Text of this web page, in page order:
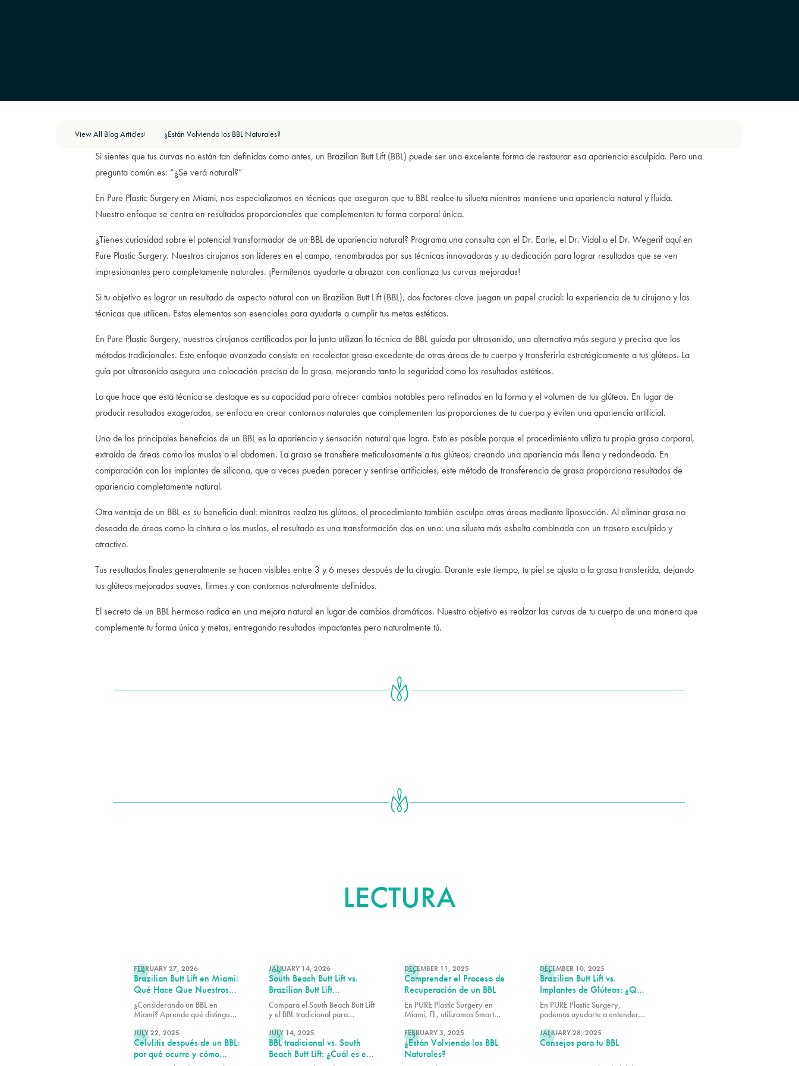
View All Blog Articles ¿Están Volviendo los BBL Naturales?
Si sientes que tus curvas no están tan definidas como antes, un Brazilian Butt Lift (BBL) puede ser una excelente forma de restaurar esa apariencia esculpida. Pero una
pregunta común es: “¿Se verá natural?”
En Pure Plastic Surgery en Miami, nos especializamos en técnicas que aseguran que tu BBL realce tu silueta mientras mantiene una apariencia natural y fluida.
Nuestro enfoque se centra en resultados proporcionales que complementen tu forma corporal única.
¿Tienes curiosidad sobre el potencial transformador de un BBL de apariencia natural? Programa una consulta con el Dr. Earle, el Dr. Vidal o el Dr. Wegerif aquí en
Pure Plastic Surgery. Nuestros cirujanos son líderes en el campo, renombrados por sus técnicas innovadoras y su dedicación para lograr resultados que se ven
impresionantes pero completamente naturales. ¡Permítenos ayudarte a abrazar con confianza tus curvas mejoradas!
Si tu objetivo es lograr un resultado de aspecto natural con un Brazilian Butt Lift (BBL), dos factores clave juegan un papel crucial: la experiencia de tu cirujano y las
técnicas que utilicen. Estos elementos son esenciales para ayudarte a cumplir tus metas estéticas.
En Pure Plastic Surgery, nuestros cirujanos certificados por la junta utilizan la técnica de BBL guiada por ultrasonido, una alternativa más segura y precisa que los
métodos tradicionales. Este enfoque avanzado consiste en recolectar grasa excedente de otras áreas de tu cuerpo y transferirla estratégicamente a tus glúteos. La
guía por ultrasonido asegura una colocación precisa de la grasa, mejorando tanto la seguridad como los resultados estéticos.
Lo que hace que esta técnica se destaque es su capacidad para ofrecer cambios notables pero refinados en la forma y el volumen de tus glúteos. En lugar de
producir resultados exagerados, se enfoca en crear contornos naturales que complementen las proporciones de tu cuerpo y eviten una apariencia artificial.
Uno de los principales beneficios de un BBL es la apariencia y sensación natural que logra. Esto es posible porque el procedimiento utiliza tu propia grasa corporal,
extraída de áreas como los muslos o el abdomen. La grasa se transfiere meticulosamente a tus glúteos, creando una apariencia más llena y redondeada. En
comparación con los implantes de silicona, que a veces pueden parecer y sentirse artificiales, este método de transferencia de grasa proporciona resultados de
apariencia completamente natural.
Otra ventaja de un BBL es su beneficio dual: mientras realza tus glúteos, el procedimiento también esculpe otras áreas mediante liposucción. Al eliminar grasa no
deseada de áreas como la cintura o los muslos, el resultado es una transformación dos en uno: una silueta más esbelta combinada con un trasero esculpido y
atractivo.
Tus resultados finales generalmente se hacen visibles entre 3 y 6 meses después de la cirugía. Durante este tiempo, tu piel se ajusta a la grasa transferida, dejando
tus glúteos mejorados suaves, firmes y con contornos naturalmente definidos.
El secreto de un BBL hermoso radica en una mejora natural en lugar de cambios dramáticos. Nuestro objetivo es realzar las curvas de tu cuerpo de una manera que
complemente tu forma única y metas, entregando resultados impactantes pero naturalmente tú.
LECTURA
FEBRUARY 27, 2026
Brazilian Butt Lift en Miami:
Qué Hace Que Nuestros
Resultados Destaquen (y
Cómo Elegir al Cirujano
¿Considerando un BBL en
Miami? Aprende qué distingue
cómo elegir al cirujano
adecuado y qué esperar de tu
transformación.
JANUARY 14, 2026
South Beach Butt Lift vs.
Brazilian Butt Lift
Tradicional: ¿En Qué Se
Diferencian los Resultados?
Compara el South Beach Butt Lift
y el BBL tradicional para
cada procedimiento en cuanto a
la técnica, la recuperación, el
aumento de volumen y los
resultados generales.
DECEMBER 11, 2025
Comprender el Proceso de
Recuperación de un BBL
En PURE Plastic Surgery en
Miami, FL, utilizamos Smart
resultado en función de tus
proporciones naturales y tus
objetivos específicos.
DECEMBER 10, 2025
Brazilian Butt Lift vs.
Implantes de Glúteos: ¿Qué
Procedimiento Es Adecuado
para Ti?
En PURE Plastic Surgery,
podemos ayudarte a entender
opciones para que puedas
tomar una decisión informada
JULY 22, 2025
Celulitis después de un BBL:
por qué ocurre y cómo
JULY 14, 2025
BBL tradicional vs. South
Beach Butt Lift: ¿Cuál es el
FEBRUARY 3, 2025
¿Están Volviendo los BBL
Naturales?
JANUARY 28, 2025
Consejos para tu BBL